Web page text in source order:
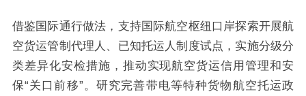
借鉴国际通行做法，支持国际航空枢纽口岸探索开展航
空货运管制代理人、已知托运人制度试点，实施分级分
类差异化安检措施，推动实现航空货运信用管理和安
保“关口前移”。研究完善带电等特种货物航空托运政